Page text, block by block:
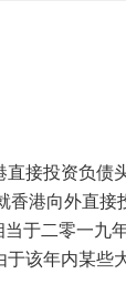
接投资负债
港向外直
于二零一九
该年内某些